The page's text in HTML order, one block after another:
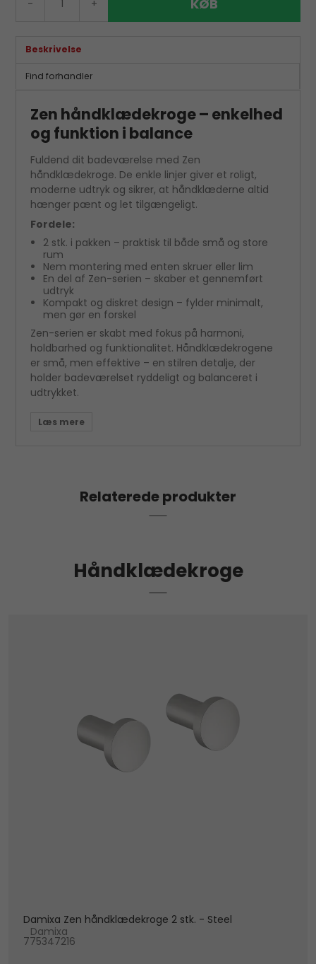
- + KØB
Beskrivelse
Find forhandler
Zen håndklædekroge – enkelhed
og funktion i balance
Fuldend dit badeværelse med Zen
håndklædekroge. De enkle linjer giver et roligt,
moderne udtryk og sikrer, at håndklæderne altid
hænger pænt og let tilgængeligt.
Fordele:
2 stk. i pakken – praktisk til både små og store
rum
Nem montering med enten skruer eller lim
En del af Zen-serien – skaber et gennemført
udtryk
Kompakt og diskret design – fylder minimalt,
men gør en forskel
Zen-serien er skabt med fokus på harmoni,
holdbarhed og funktionalitet. Håndklædekrogene
er små, men effektive – en stilren detalje, der
holder badeværelset ryddeligt og balanceret i
udtrykket.
Relaterede produkter
Håndklædekroge
Damixa Zen håndklædekroge 2 stk. - Steel
Damixa
775347216